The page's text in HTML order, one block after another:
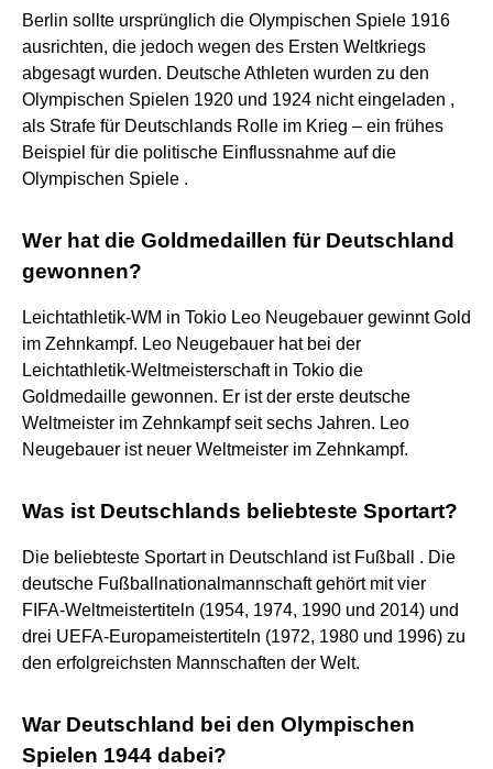
Berlin sollte ursprünglich die Olympischen Spiele 1916
ausrichten, die jedoch wegen des Ersten Weltkriegs
abgesagt wurden. Deutsche Athleten wurden zu den
Olympischen Spielen 1920 und 1924 nicht eingeladen ,
als Strafe für Deutschlands Rolle im Krieg – ein frühes
Beispiel für die politische Einflussnahme auf die
Olympischen Spiele .
Wer hat die Goldmedaillen für Deutschland
gewonnen?
Leichtathletik-WM in Tokio Leo Neugebauer gewinnt Gold
im Zehnkampf. Leo Neugebauer hat bei der
Leichtathletik-Weltmeisterschaft in Tokio die
Goldmedaille gewonnen. Er ist der erste deutsche
Weltmeister im Zehnkampf seit sechs Jahren. Leo
Neugebauer ist neuer Weltmeister im Zehnkampf.
Was ist Deutschlands beliebteste Sportart?
Die beliebteste Sportart in Deutschland ist Fußball . Die
deutsche Fußballnationalmannschaft gehört mit vier
FIFA-Weltmeistertiteln (1954, 1974, 1990 und 2014) und
drei UEFA-Europameistertiteln (1972, 1980 und 1996) zu
den erfolgreichsten Mannschaften der Welt.
War Deutschland bei den Olympischen
Spielen 1944 dabei?